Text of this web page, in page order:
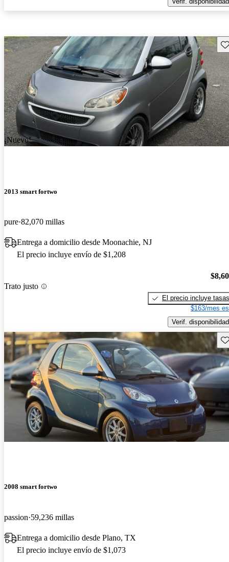
¡Nuevo!
2013 smart fortwo
pure 82,070 millas
Entrega a domicilio desde Moonachie, NJ
El precio incluye envío de $1,208
Trato justo
El precio incluye tasas
$163/mes
Verif. disponibilidad
2008 smart fortwo
passion 59,236 millas
Entrega a domicilio desde Plano, TX
El precio incluye envío de $1,073